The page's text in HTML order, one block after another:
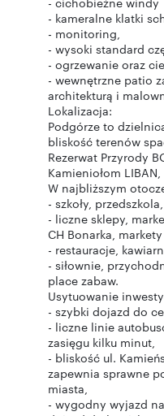
- kameralne klatki
- monitoring,
- wysoki standard
- ogrzewanie oraz
- wewnętrzne patio
architekturą i
Lokalizacja:
Podgórze to
bliskość terenów
Rezerwat Przyrody
Kamieniołom
W najbliższym
- szkoły,
- liczne sklepy,
CH Bonarka,
- restauracje,
- siłownie,
place zabaw.
Usytuowanie
- szybki dojazd do
- liczne linie
zasięgu kilku minut,
- bliskość ul.
zapewnia sprawne
miasta,
- wygodny wyjazd